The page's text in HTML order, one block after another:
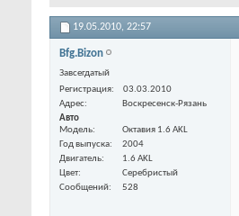
19.05.2010, 22:57
Bfg.Bizon
Завсегдатый
Регистрация
03.03.2010
Адрес
Воскресенск-Рязань
Авто
Модель
Октавия 1.6 AKL
Год выпуска
2004
Двигатель
1.6 AKL
Цвет
Серебристый
Сообщений
528